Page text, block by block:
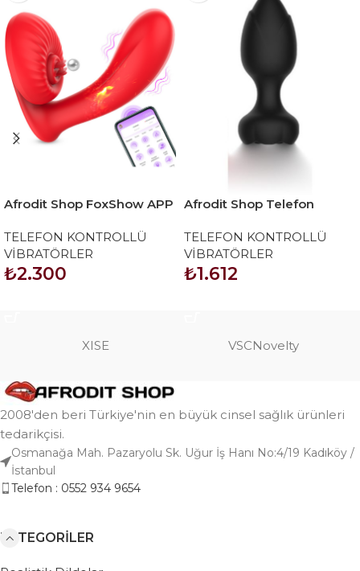
Afrodit Shop FoxShow APP
TELEFON KONTROLLÜ
VİBRATÖRLER
₺2.300
Afrodit Shop Telefon
Rubber Rose Anal Plug –
Siyah
TELEFON KONTROLLÜ
VİBRATÖRLER
₺1.612
XISE VSCNovelty
2008'den beri Türkiye'nin en büyük cinsel sağlık ürünleri
tedarikçisi.
Osmanağa Mah. Pazaryolu Sk. Uğur İş Hanı No:4/19 Kadıköy /
İstanbul
Telefon : 0552 934 9654
KATEGORILER